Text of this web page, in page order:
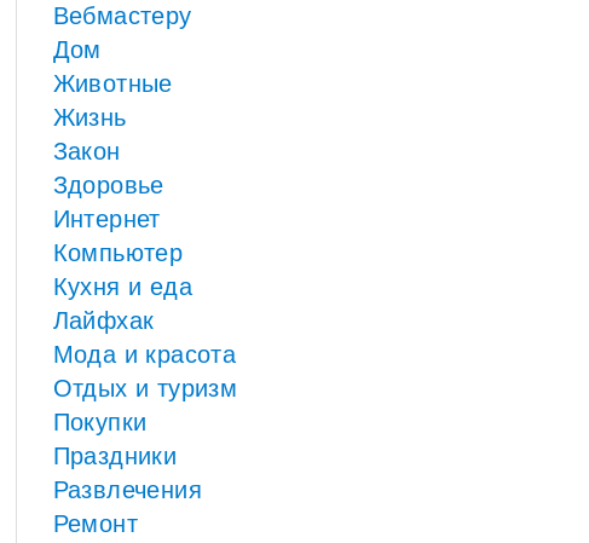
Вебмастеру
Дом
Животные
Жизнь
Закон
Здоровье
Интернет
Компьютер
Кухня и еда
Лайфхак
Мода и красота
Отдых и туризм
Покупки
Праздники
Развлечения
Ремонт